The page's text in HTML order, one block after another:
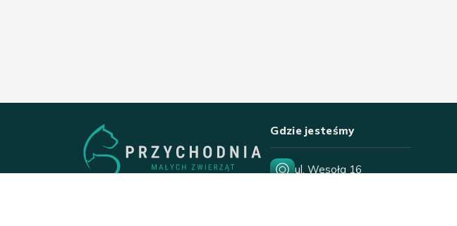
Gdzie jesteśmy
ul. Wesoła 16